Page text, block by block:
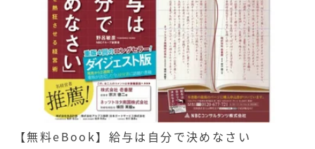
無料お役立ち資料
経営セミナー
【無料eBook】給与は自分で決めなさい